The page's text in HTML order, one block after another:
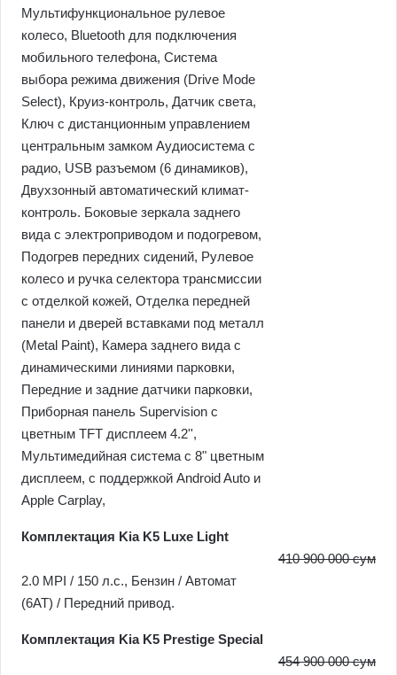
Мультифункциональное рулевое
колесо, Bluetooth для подключения
мобильного телефона, Система
выбора режима движения (Drive Mode
Select), Круиз-контроль, Датчик света,
Ключ с дистанционным управлением
центральным замком Аудиосистема с
радио, USB разъемом (6 динамиков),
Двухзонный автоматический климат-
контроль. Боковые зеркала заднего
вида с электроприводом и подогревом,
Подогрев передних сидений, Рулевое
колесо и ручка селектора трансмиссии
с отделкой кожей, Отделка передней
панели и дверей вставками под металл
(Metal Paint), Камера заднего вида с
динамическими линиями парковки,
Передние и задние датчики парковки,
Приборная панель Supervision c
цветным TFT дисплеем 4.2'',
Мультимедийная система с 8" цветным
дисплеем, с поддержкой Android Auto и
Apple Carplay,
Комплектация Kia K5 Luxe Light
2.0 MPI / 150 л.c., Бензин / Автомат
(6AT) / Передний привод.
410 900 000 сум
Комплектация Kia K5 Prestige Special
454 900 000 сум